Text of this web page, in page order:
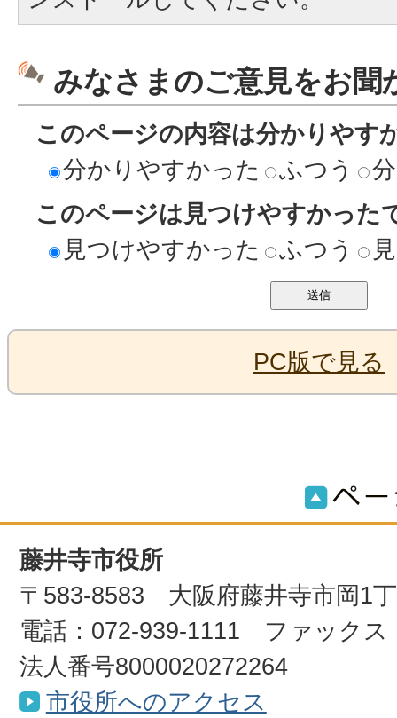
みなさまのご意見をお聞
このページの内容は分かりやす
分かりやすかった
ふつう
このページは見つけやすかった
見つけやすかった
ふつう
PC版で見る
藤井寺市役所
〒583-8583 大阪府藤井寺市岡1
電話：072-939-1111 ファックス
法人番号8000020272264
市役所へのアクセス